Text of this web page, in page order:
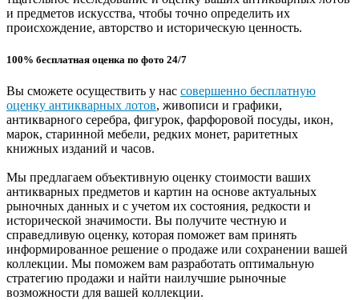
и предметов искусства, чтобы точно определить их
происхождение, авторство и историческую ценность.
100% бесплатная оценка по фото 24/7
Вы сможете осуществить у нас совершенно бесплатную
оценку антикварных лотов, живописи и графики,
антикварного серебра, фигурок, фарфоровой посуды, икон,
марок, старинной мебели, редких монет, раритетных
книжных изданий и часов.
Мы предлагаем объективную оценку стоимости ваших
антикварных предметов и картин на основе актуальных
рыночных данных и с учетом их состояния, редкости и
исторической значимости. Вы получите честную и
справедливую оценку, которая поможет вам принять
информированное решение о продаже или сохранении вашей
коллекции. Мы поможем вам разработать оптимальную
стратегию продажи и найти наилучшие рыночные
возможности для вашей коллекции.